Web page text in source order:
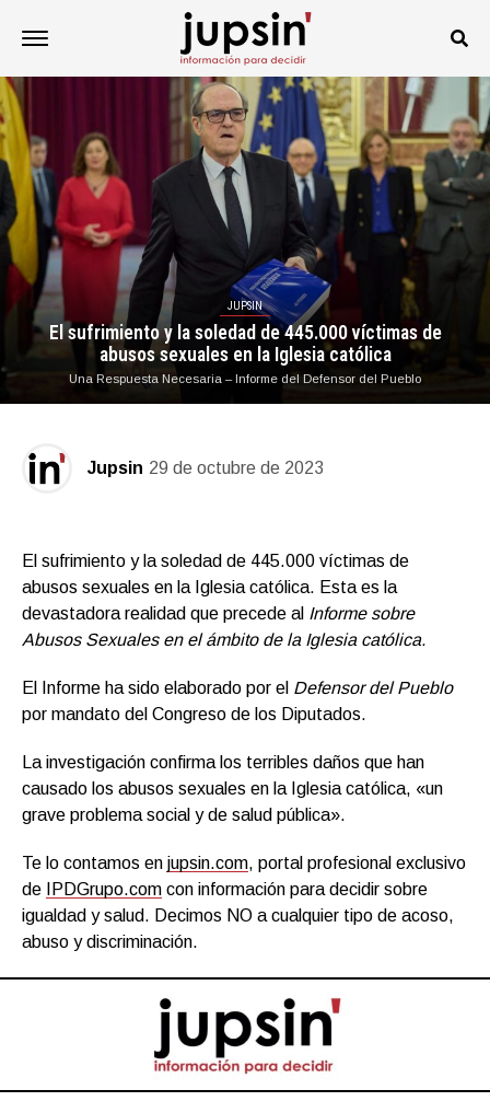
JUPSIN
El sufrimiento y la soledad de 445.000 víctimas de
abusos sexuales en la Iglesia católica
Una Respuesta Necesaria – Informe del Defensor del Pueblo
Jupsin 29 de octubre de 2023
El sufrimiento y la soledad de 445.000 víctimas de
abusos sexuales en la Iglesia católica. Esta es la
devastadora realidad que precede al Informe sobre
Abusos Sexuales en el ámbito de la Iglesia católica.
El Informe ha sido elaborado por el Defensor del Pueblo
por mandato del Congreso de los Diputados.
La investigación confirma los terribles daños que han
causado los abusos sexuales en la Iglesia católica, «un
grave problema social y de salud pública».
Te lo contamos en jupsin.com, portal profesional exclusivo
de
IPDGrupo.com con información para decidir sobre
igualdad y salud. Decimos NO a cualquier tipo de acoso,
abuso y discriminación.